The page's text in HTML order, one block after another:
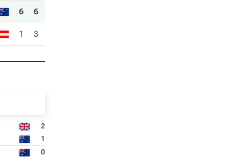
6 6
1 3
2
1
0